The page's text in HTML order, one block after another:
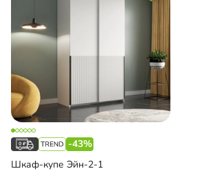
-43%
Шкаф-купе Эйн-2-1